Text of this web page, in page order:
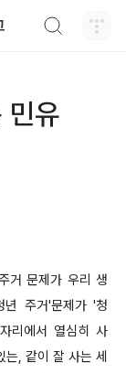
민유
거 문제가 우리 생
년 주거'문제가 '청
리에서 열심히 사
는, 같이 잘 사는 세